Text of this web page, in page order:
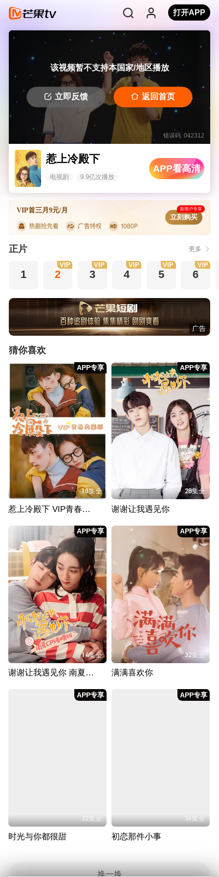
打开APP
该视频暂不支持本国家/地区播放
立即反馈 返回首页
错误码: 042312
惹上冷殿下
电视剧 9.9亿次播放
APP看高清
VIP首三月9元/月 新用户专享
立刻购买
正片 更多
1 2
VIP
3
VIP
4
VIP
5
VIP
6
VIP
广告
猜你喜欢
APP专享
10集全
惹上冷殿下 VIP青春典藏版
APP专享
28集全
谢谢让我遇见你
APP专享
14集全
谢谢让我遇见你 南夏CP纯糖版
APP专享
32集全
满满喜欢你
APP专享
32集全
时光与你都很甜
APP专享
36集全
初恋那件小事
换一换